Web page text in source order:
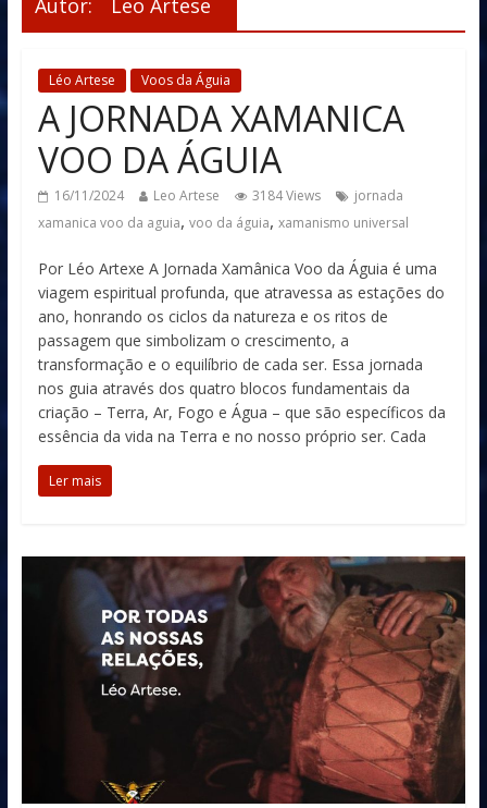
Autor: Leo Artese
Léo Artese Voos da Águia
A JORNADA XAMANICA
VOO DA ÁGUIA
16/11/2024 Leo Artese 3184 Views
jornada
xamanica voo da aguia, voo da águia, xamanismo universal
Por Léo Artexe A Jornada Xamânica Voo da Águia é uma
viagem espiritual profunda, que atravessa as estações do
ano, honrando os ciclos da natureza e os ritos de
passagem que simbolizam o crescimento, a
transformação e o equilíbrio de cada ser. Essa jornada
nos guia através dos quatro blocos fundamentais da
criação – Terra, Ar, Fogo e Água – que são específicos da
essência da vida na Terra e no nosso próprio ser. Cada
Ler mais